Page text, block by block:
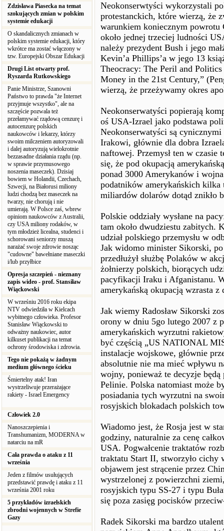
Zdzisława Piasecka na temat
szokujących zmian w polskim
systemie edukacji
O skandalicznych zmianach w
polskim systemie edukacji, który
wkrótce ma zostać włączony w
tzw. Europejski Obszar Edukacji
Drugi List otwarty prof.
Ryszarda Rutkowskiego
Panie Ministrze, Szanowni
Państwo to prawda "że Internet
przyjmuje wszystko", ale na
szczęście pozwala też
przełamywać rządową cenzurę i
autocenzurę polskich
naukowców i lekarzy, którzy
swoim milczeniem autoryzowali
i dalej autoryzują wielokrotnie
bezzasadne działania rządu (np.
w sprawie przymusowego
noszenia maseczek). Dzisiaj
bowiem w Holandii, Czechach,
Szwecji, na Białorusi miliony
ludzi chodzą bez maseczek na
twarzy, nie chorują i nie
umierają. W Polsce zaś, wbrew
opiniom naukowców z Australii,
czy USA miliony rodaków, w
tym młodzież licealna, studenci i
schorowani seniorzy muszą
narażać swoje zdrowie nosząc
"cudowne" bawełniane maseczki
i/lub przyłbice
Opresja szczepień - nieznany
zapis wideo - prof. Stansiław
Wiąckowski
W wrześniu 2016 roku ekipa
NTV odwiedziła w Kielcach
wybitnego człowieka. Profesor
Stanisław Wiąckowski to
odważny naukowiec, autor
kilkuset publikacji na temat
ochrony środowiska i zdrowia.
Tego nie pokażą w żadnym
medium głównego ścieku
Śmiertelny atak! Iran
wystrzeliwuje przerażające
rakiety - Israel Emergency
Człowiek 2.0
Nanoszczepienia i
Transhumanizm, MODERNA w
natarciu na mR
Cała prawda o ataku z 11
września
Jeden z filmów usułujących
przedstawić prawdę i ataku z 11
września 2001 roku
5 przykładów izraelskich
zbrodni wojennych w Strefie
Gazy
Neokonserwtyści wykorzystali
protestanckich, które wierzą, że
warunkiem koniecznym powrotu
około jednej trzeciej ludności
należy prezydent Bush i jego
Kevin’a Phillips’a w jego 13
Theocracy: The Peril and
Money in the 21st Century,”
wierzą, że przeżywamy okres
Neokonserwatyści popierają
oś USA-Izrael jako podstawa
Neokonserwatyści są
Irakowi, głównie dla dobra
naftowej. Przemysł ten w
się, że pod okupacją
ponad 3000 Amerykanów i
podatników amerykańskich
miliardów dolarów dotąd znikło
Polskie oddziały wysłane na
tam około dwudziestu zabitych.
udział polskiego przemysłu w
Jak widomo minister Sikorski,
przedłużył służbę Polaków w
żołnierzy polskich, biorących
pacyfikacji Iraku i Afganistanu.
amerykańską okupacją wzrasta
Jak wiemy Radosław Sikorski
orony w dniu 5go lutego 2007 z
amerykańskich wyrzutni
być częścią „US NATIONAL
instalacje wojskowe, głównie
absolutnie nie ma mieć wpływu
wojny, ponieważ te decyzje
Pelinie. Polska natomiast może
posiadania tych wyrzutni na
rosyjskich blokadach polskich
Wiadomo jest, że Rosja jest w
godziny, naturalnie za cenę
USA. Pogwałcenie traktatów
traktatu Start II, stworzyło cichy
objawem jest strącenie przez
wystrzelonej z powierzchni
rosyjskich typu SS-27 i typu
się poza zasięg pocisków
Radek Sikorski ma bardzo